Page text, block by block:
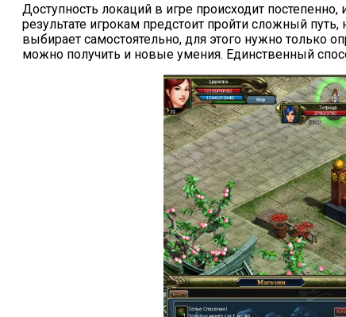
Доступность локаций в игре происходит
результате игрокам предстоит пройти сложный
выбирает самостоятельно, для этого нужно только
можно получить и новые умения. Единственный